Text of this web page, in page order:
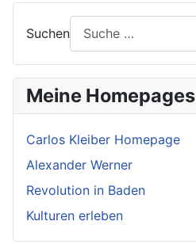
Suchen
Meine Homepages
Carlos Kleiber Homepage
Alexander Werner
Revolution in Baden
Kulturen erleben